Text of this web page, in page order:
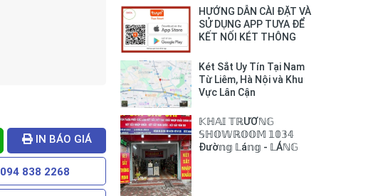
IN BÁO GIÁ
094 838 2268
HƯỚNG DẪN CÀI ĐẶT VÀ
SỬ DỤNG APP TUYA ĐỂ
KẾT NỐI KÉT THÔNG
PHONE
Két Sắt Uy Tín Tại Nam
Từ Liêm, Hà Nội và Khu
Vực Lân Cận
𝕂ℍ𝔸𝕀 𝕋ℝƯƠℕ𝔾
𝕊ℍ𝕆𝕎ℝ𝕆𝕆𝕄 𝟙𝟘𝟛𝟜
Đườ𝕟𝕘 𝕃á𝕟𝕘 - 𝕃Áℕ𝔾